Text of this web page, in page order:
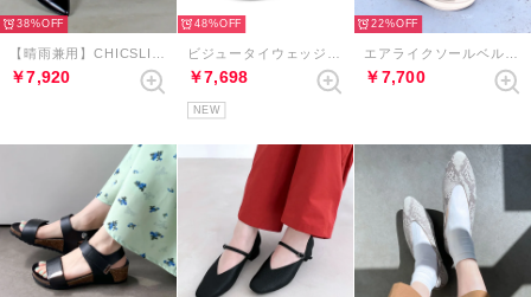
38%
￥7,920
48%
￥7,698
NEW
22%
￥7,700